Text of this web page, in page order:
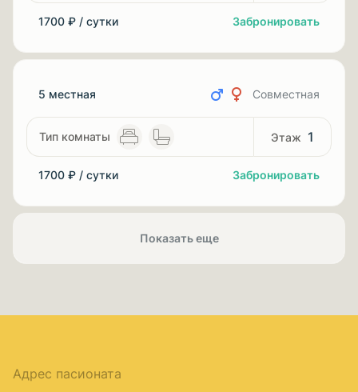
1700 ₽ / сутки Забронировать
5 местная Совместная
1
1700 ₽ / сутки Забронировать
Показать еще
Адрес пасионата